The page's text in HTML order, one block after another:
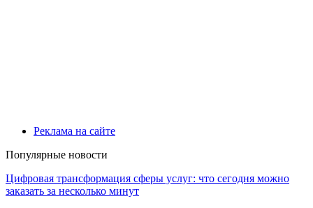
Реклама на сайте
Популярные новости
Цифровая трансформация сферы услуг: что сегодня можно
заказать за несколько минут